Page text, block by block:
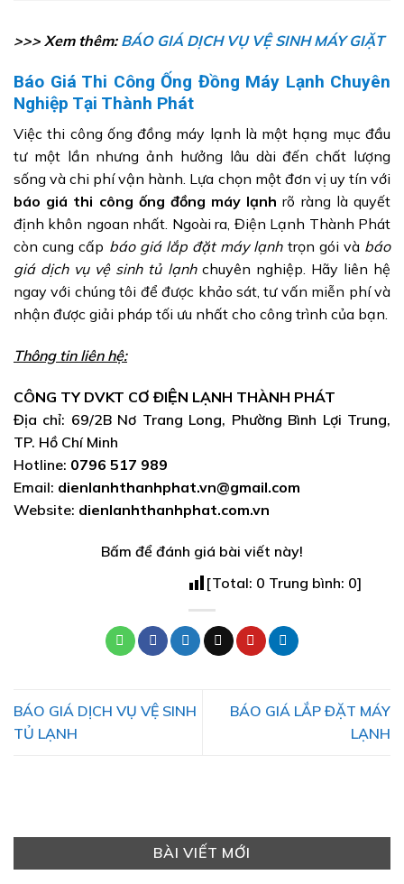
>>> Xem thêm: BÁO GIÁ DỊCH VỤ VỆ SINH MÁY GIẶT
Báo Giá Thi Công Ống Đồng Máy Lạnh Chuyên
Nghiệp Tại Thành Phát
Việc thi công ống đồng máy lạnh là một hạng mục đầu
tư một lần nhưng ảnh hưởng lâu dài đến chất lượng
sống và chi phí vận hành. Lựa chọn một đơn vị uy tín với
báo giá thi công ống đồng máy lạnh rõ ràng là quyết
định khôn ngoan nhất. Ngoài ra, Điện Lạnh Thành Phát
còn cung cấp báo giá lắp đặt máy lạnhtrọn gói và báo
giá dịch vụ vệ sinh tủ lạnhchuyên nghiệp. Hãy liên hệ
ngay với chúng tôi để được khảo sát, tư vấn miễn phí và
nhận được giải pháp tối ưu nhất cho công trình của bạn.
Thông tin liên hệ:
CÔNG TY DVKT CƠĐIỆN LẠNH THÀNH PHÁT
Địa chỉ: 69/2B Nơ Trang Long, Phường Bình Lợi Trung,
TP. Hồ Chí Minh
Hotline: 0796 517 989
Email: dienlanhthanhphat.vn@gmail.com
Website: dienlanhthanhphat.com.vn
Bấm để đánh giá bài viết này!
[Total: 0 Trung bình: 0]
BÁO GIÁ DỊCH VỤ VỆ SINH
TỦ LẠNH
BÁO GIÁ LẮP ĐẶT MÁY
LẠNH
BÀI VIẾT MỚI